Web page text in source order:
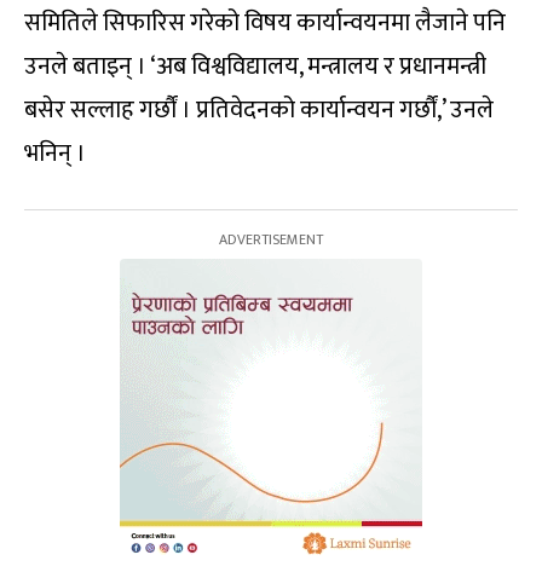
समितिले सिफारिस गरेको विषय कार्यान्वयनमा लैजाने पनि
उनले बताइन् । ‘अब विश्वविद्यालय, मन्त्रालय र प्रधानमन्त्री
बसेर सल्लाह गर्छौं । प्रतिवेदनको कार्यान्वयन गर्छौं,’ उनले
भनिन् ।